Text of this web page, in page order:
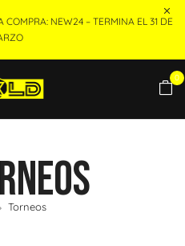
COMPRA: NEW24 – TERMINA EL 31 DE
0
Torneos